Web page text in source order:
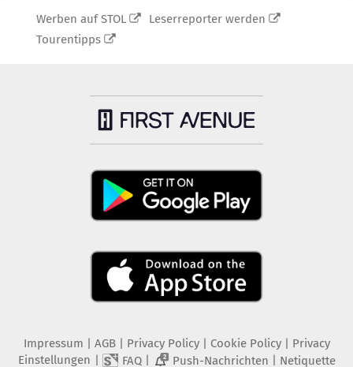
Werben auf STOL
Leserreporter werden
Tourentipps
Impressum | AGB | Privacy Policy| Cookie Policy| Privacy
Einstellungen | FAQ| 2 Push-Nachrichten | Netiquette